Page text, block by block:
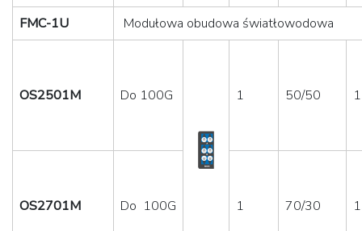
FMC-1U Modułowa obudowa światłowodowa
OS2501M Do 100G 1 50/50
OS2701M Do 100G 1 70/30